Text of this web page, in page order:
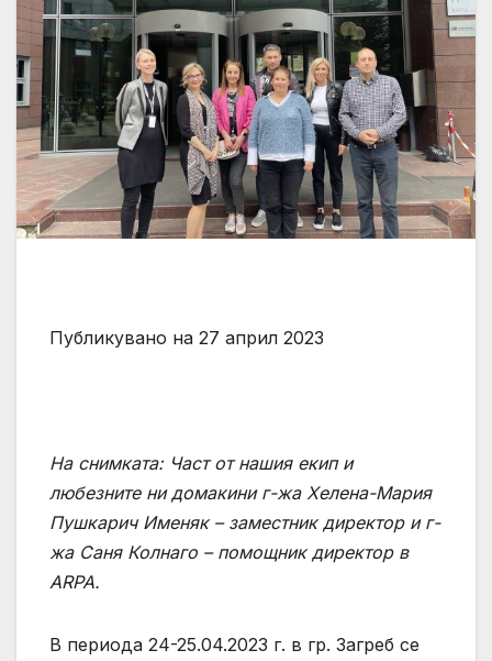
Публикувано на 27 април 2023
На снимката: Част от нашия екип и
любезните ни домакини г-жа Хелена-Мария
Пушкарич Именяк – заместник директор и г-
жа Саня Колнаго – помощник директор в
ARPA.
В периода 24-25.04.2023 г. в гр. Загреб се